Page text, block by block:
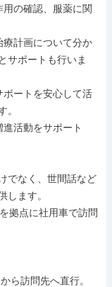
の確認、服薬に関
療計画について分か
サポートも行いま
ートを安心して活
。
活動をサポート
でなく、世間話など
します。
拠点に社用車で訪問
ら訪問先へ直行。